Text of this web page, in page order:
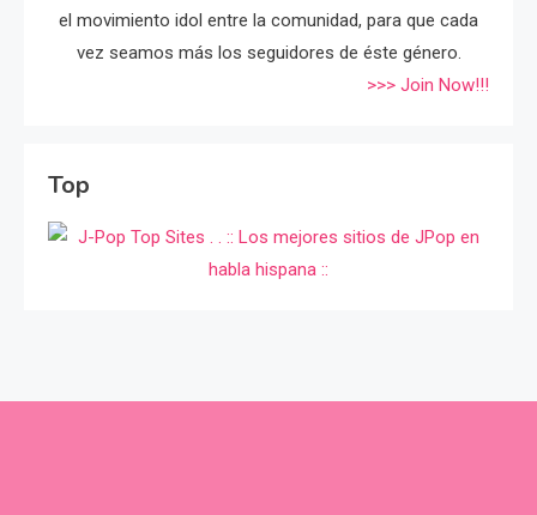
el movimiento idol entre la comunidad, para que cada
vez seamos más los seguidores de éste género.
>>> Join Now!!!
Top